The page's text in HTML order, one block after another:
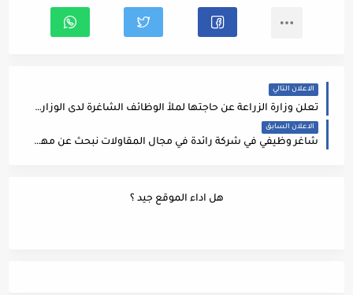
الاعلان التالي
تعلن وزارة الزراعة عن حاجتها لملأ الوظائف الشاغرة لدى الوزارة بالفئتين الأولى والثانية بموجب عقد والمبينة تفاصيلها وشروط اشغالها حسب ما هو مبين بادناه: 👇🏻
الاعلان السابق
شاغر وظيفي في شركة رائدة في مجال المقاولات نبحث عن مهندس تسعير
هل اداء الموقع جيد ؟